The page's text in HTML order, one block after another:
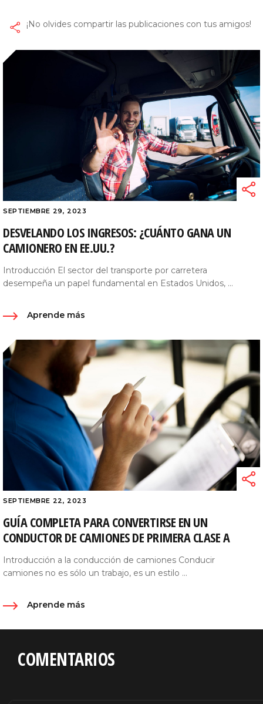
¡No olvides compartir las publicaciones con tus amigos!
SEPTIEMBRE 29, 2023
DESVELANDO LOS INGRESOS: ¿CUÁNTO GANA UN
CAMIONERO EN EE.UU.?
Introducción El sector del transporte por carretera
desempeña un papel fundamental en Estados Unidos, ...
Aprende más
SEPTIEMBRE 22, 2023
GUÍA COMPLETA PARA CONVERTIRSE EN UN
CONDUCTOR DE CAMIONES DE PRIMERA CLASE A
Introducción a la conducción de camiones Conducir
camiones no es sólo un trabajo, es un estilo ...
Aprende más
COMENTARIOS